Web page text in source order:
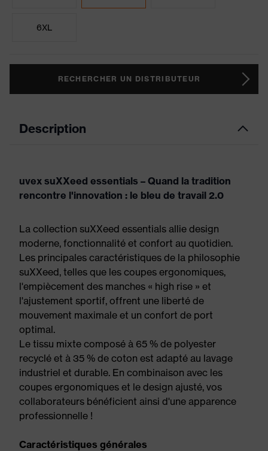
6XL
RECHERCHER UN DISTRIBUTEUR
Description
uvex suXXeed essentials – Quand la tradition
rencontre l'innovation : le bleu de travail 2.0
La collection suXXeed essentials allie design
moderne, fonctionnalité et confort au quotidien.
Les principales caractéristiques de la philosophie
suXXeed, telles que les coupes ergonomiques,
l'empiècement des manches « high rise » et
l'ajustement sportif, offrent une liberté de
mouvement maximale et un confort de port
optimal.
Le tissu mixte composé à 65 % de polyester
recyclé et à 35 % de coton est adapté au lavage
industriel et durable. En combinaison avec les
coupes ergonomiques et le design ajusté, vos
collaborateurs bénéficient ainsi d'une apparence
professionnelle !
Caractéristiques générales